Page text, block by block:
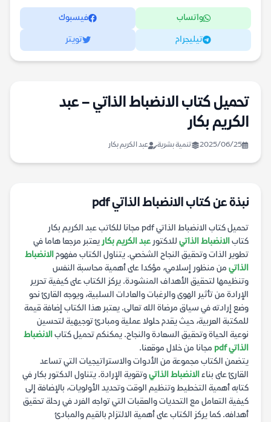
واتساب فيسبوك
تيليجرام تويتر
تحميل كتاب الانضباط الذاتي – عبد
الكريم بكار
2025/06/25 تنمية بشرية عبد الكريم بكار
نبذة عن كتاب الانضباط الذاتي pdf
تحميل كتاب الانضباط الذاتي pdf مجانا للكاتب عبد الكريم بكار
كتابالانضباط الذاتي للدكتور عبد الكريم بكار يعتبر مرجعا هاما في
تطوير الذات وتحقيق النجاح الشخصي. يتناول الكتاب مفهومالانضباط
الذاتي من منظور إسلامي، مؤكدا على أهمية محاسبة النفس
وتنظيمها لتحقيق الأهداف المنشودة. يركز الكتاب على كيفية تحرير
الإرادة من تأثير الهوى والرغبات والعادات السلبية، ويوجه القارئ نحو
وضع إرادته في سياق مرضاة الله تعالى. يعتبر هذا الكتاب إضافة قيمة
للمكتبة العربية، حيث يقدم حلولا عملية ومبادئ توجيهية لتحسين
نوعية الحياة وتحقيق السعادة والنجاح. يمكنكم تحميل كتابالانضباط
الذاتي pdf
مجانا من خلال موقعنا.
يتضمن الكتاب مجموعة من الأدوات والاستراتيجيات التي تساعد
القارئ على بناءالانضباط الذاتيوتقوية الإرادة. يتناول الدكتور بكار في
كتابه أهمية التخطيط وتنظيم الوقت وتحديد الأولويات، بالإضافة إلى
كيفية التعامل مع التحديات والعقبات التي تواجه الفرد في رحلة تحقيق
أهدافه. كما يركز الكتاب على أهمية الالتزام بالقيم والمبادئ